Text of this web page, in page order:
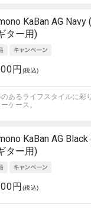
KaBan AG
ター用)
円 (税込)
のあるライフスタイルに彩
ケース。
KaBan AG
ター用)
円 (税込)